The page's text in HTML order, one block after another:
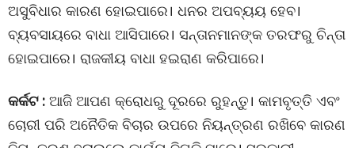
ଅସୁବିଧାର କାରଣ ହୋଇପାରେ। ଧନର ଅପବ୍ୟୟ ହେବ।
ବ୍ୟବସାୟରେ ବାଧା ଆସିପାରେ। ସନ୍ତାନମାନଙ୍କ ତରଫରୁ ଚିନ୍ତା
ହୋଇପାରେ। ରାଜକୀୟ ବାଧା ହଇରାଣ କରିପାରେ।
କର୍କଟ : ଆଜି ଆପଣ କ୍ରୋଧରୁ ଦୂରରେ ରୁହନ୍ତୁ। କାମବୃତ୍ତି ଏବଂ
ଚୋରୀ ପରି ଅନୈତିକ ବିଚାର ଉପରେ ନିୟନ୍ତ୍ରଣ ରଖିବେ କାରଣ